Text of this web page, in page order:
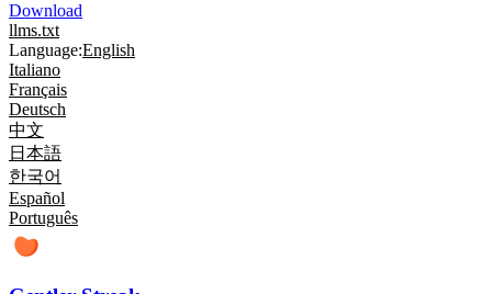
Download
llms.txt
Language:English
Italiano
Français
Deutsch
中文
日本語
한국어
Español
Português